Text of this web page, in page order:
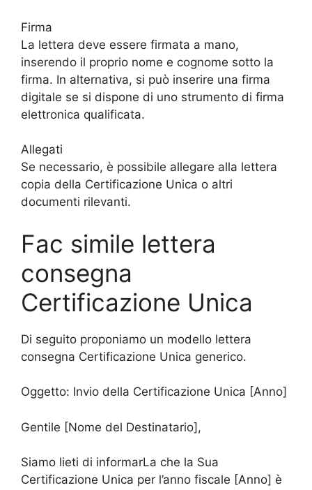
Firma
La lettera deve essere firmata a mano,
inserendo il proprio nome e cognome sotto la
firma. In alternativa, si può inserire una firma
digitale se si dispone di uno strumento di firma
elettronica qualificata.
Allegati
Se necessario, è possibile allegare alla lettera
copia della Certificazione Unica o altri
documenti rilevanti.
Fac simile lettera
consegna
Certificazione Unica
Di seguito proponiamo un modello lettera
consegna Certificazione Unica generico.
Oggetto: Invio della Certificazione Unica [Anno]
Gentile [Nome del Destinatario],
Siamo lieti di informarLa che la Sua
Certificazione Unica per l’anno fiscale [Anno] è